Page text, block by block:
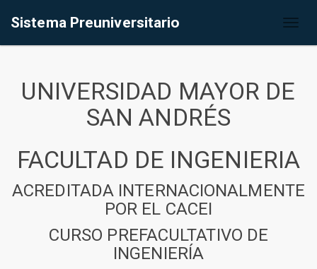
Sistema Preuniversitario
UNIVERSIDAD MAYOR DE
SAN ANDRÉS
FACULTAD DE INGENIERIA
ACREDITADA INTERNACIONALMENTE
POR EL CACEI
CURSO PREFACULTATIVO DE
INGENIERÍA